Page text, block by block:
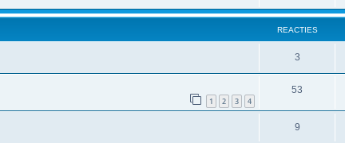
REACTIES
3
1 2 3 4
53
9